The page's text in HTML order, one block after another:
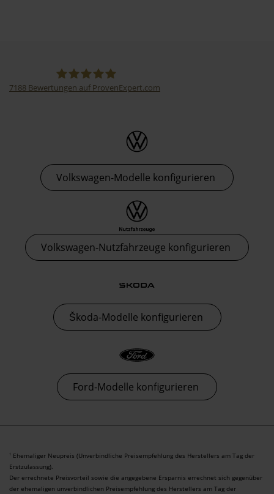
7188 Bewertungen auf ProvenExpert.com
Volkswagen-Modelle konfigurieren
Volkswagen-Nutzfahrzeuge konfigurieren
Škoda-Modelle konfigurieren
Ford-Modelle konfigurieren
1 Ehemaliger Neupreis (Unverbindliche Preisempfehlung des Herstellers am Tag der
Erstzulassung).
Der errechnete Preisvorteil sowie die angegebene Ersparnis errechnet sich gegenüber
der ehemaligen unverbindlichen Preisempfehlung des Herstellers am Tag der